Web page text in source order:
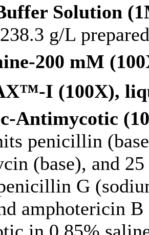
Solution
g/L
200 mM
I (100X),
Antimycotic
penicillin
(base), and
G
amphotericin